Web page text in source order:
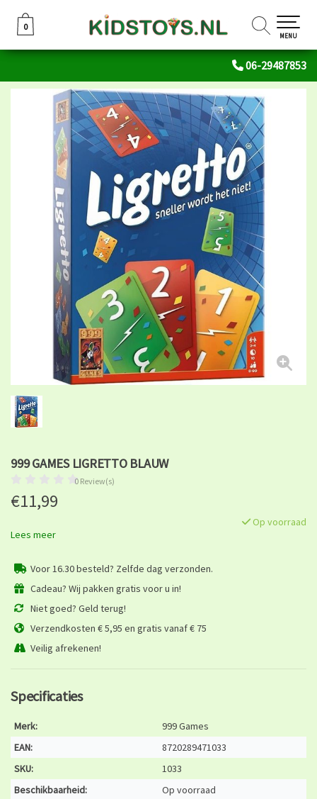
06-29487853
0
0
MENU
999 GAMES LIGRETTO BLAUW
0 Review(s)
€11,99
Op voorraad
Lees meer
Voor 16.30 besteld? Zelfde dag verzonden.
Cadeau? Wij pakken gratis voor u in!
Niet goed? Geld terug!
Verzendkosten € 5,95 en gratis vanaf € 75
Veilig afrekenen!
Specificaties
Merk:
999 Games
EAN:
8720289471033
SKU:
1033
Beschikbaarheid:
Op voorraad